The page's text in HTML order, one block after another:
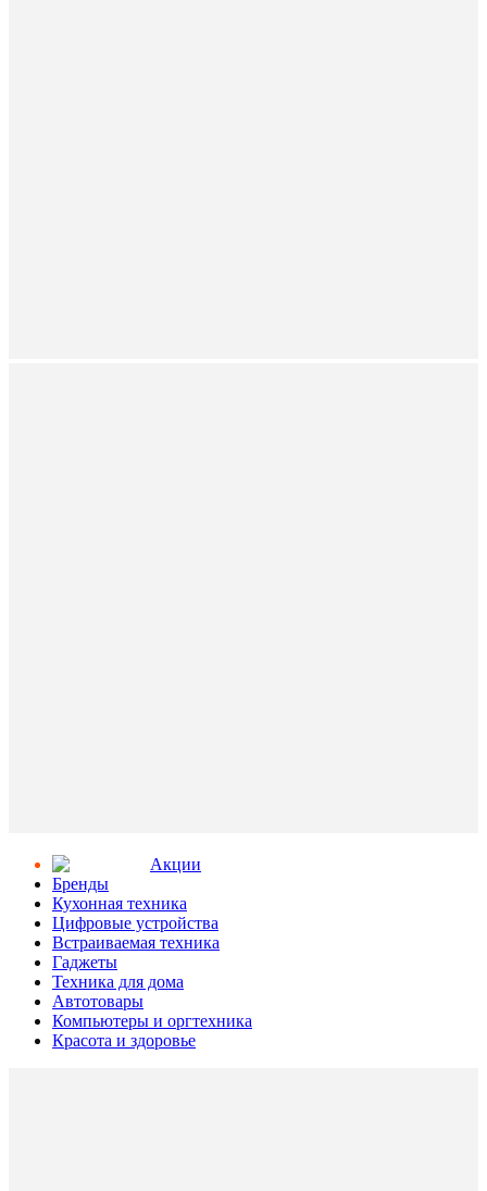
Aкции
Бренды
Кухонная техника
Цифровые устройства
Встраиваемая техника
Гаджеты
Техника для дома
Автотовары
Компьютеры и оргтехника
Красота и здоровье